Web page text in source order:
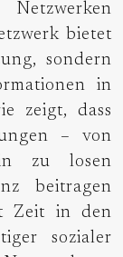
bietet
sondern
in
zeigt, dass
– von
zu losen
beitragen
Zeit in den
sozialer